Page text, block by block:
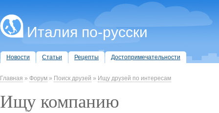
Италия по-русски
Новости Статьи Рецепты Достопримечательности
Главная » Форум » Поиск друзей » Ищу друзей по интересам
Ищу компанию